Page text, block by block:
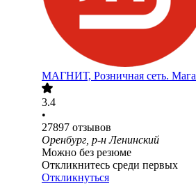
МАГНИТ, Розничная сеть.
3.4
•
27897 отзывов
Оренбург, р-н Ленинский
Можно без резюме
Откликнитесь среди первых
Откликнуться